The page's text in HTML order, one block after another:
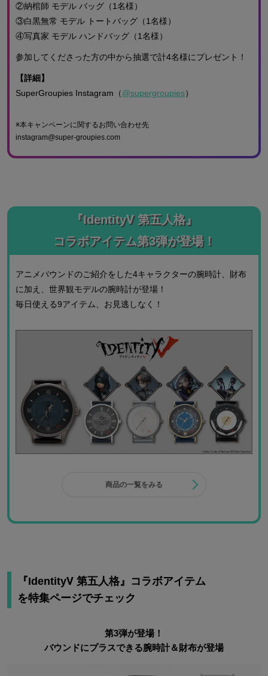
②納棺師 モデル バッグ（1名様）
③白黒無常 モデル トートバッグ（1名様）
④写真家 モデル ハンドバッグ（1名様）
参加してくださった方の中から抽選で計4名様にプレゼント！
【詳細】
SuperGroupies Instagram（@supergroupies）
※本キャンペーンに関するお問い合わせ先
instagram@super-groupies.com
『IdentityⅤ 第五人格』
コラボアイテム第3弾が登場！
アニメバウンドのご紹介をした4キャラクターの腕時計、財布
に加え、世界観モデルの腕時計が登場！
毎日使える9アイテム、お見逃しなく！
商品の一覧をみる
『IdentityⅤ 第五人格』コラボアイテム
を特集ページでチェック
第3弾が登場！
バウンドにプラスできる腕時計＆財布が登場